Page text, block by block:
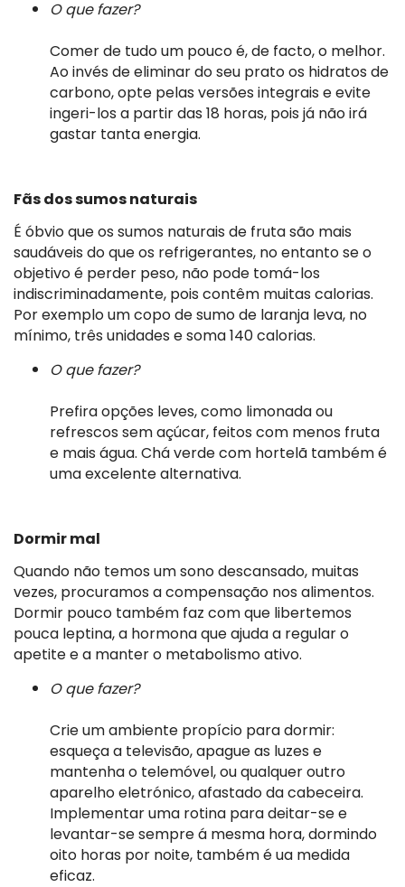
O que fazer?
Comer de tudo um pouco é, de facto, o melhor.
Ao invés de eliminar do seu prato os hidratos de
carbono, opte pelas versões integrais e evite
ingeri-los a partir das 18 horas, pois já não irá
gastar tanta energia.
Fãs dos sumos naturais
É óbvio que os sumos naturais de fruta são mais
saudáveis do que os refrigerantes, no entanto se o
objetivo é perder peso, não pode tomá-los
indiscriminadamente, pois contêm muitas calorias.
Por exemplo um copo de sumo de laranja leva, no
mínimo, três unidades e soma 140 calorias.
O que fazer?
Prefira opções leves, como limonada ou
refrescos sem açúcar, feitos com menos fruta
e mais água. Chá verde com hortelã também é
uma excelente alternativa.
Dormir mal
Quando não temos um sono descansado, muitas
vezes, procuramos a compensação nos alimentos.
Dormir pouco também faz com que libertemos
pouca leptina, a hormona que ajuda a regular o
apetite e a manter o metabolismo ativo.
O que fazer?
Crie um ambiente propício para dormir:
esqueça a televisão, apague as luzes e
mantenha o telemóvel, ou qualquer outro
aparelho eletrónico, afastado da cabeceira.
Implementar uma rotina para deitar-se e
levantar-se sempre á mesma hora, dormindo
oito horas por noite, também é ua medida
eficaz.